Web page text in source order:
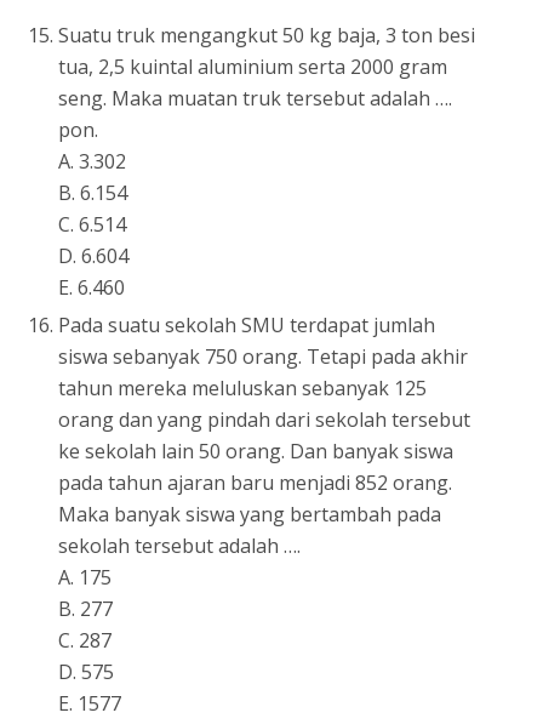
Suatu truk mengangkut 50 kg baja, 3 ton besi
tua, 2,5 kuintal aluminium serta 2000 gram
seng. Maka muatan truk tersebut adalah ….
pon.
A. 3.302
B. 6.154
C. 6.514
D. 6.604
E. 6.460
Pada suatu sekolah SMU terdapat jumlah
siswa sebanyak 750 orang. Tetapi pada akhir
tahun mereka meluluskan sebanyak 125
orang dan yang pindah dari sekolah tersebut
ke sekolah lain 50 orang. Dan banyak siswa
pada tahun ajaran baru menjadi 852 orang.
Maka banyak siswa yang bertambah pada
sekolah tersebut adalah ….
A. 175
B. 277
C. 287
D. 575
E. 1577